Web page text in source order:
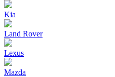
Kia
Land Rover
Lexus
Mazda